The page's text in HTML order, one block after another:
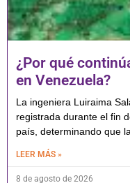
¿Por qué
en Venezuela?
La ingeniera Luiraima
registrada durante el fin
país, determinando que
LEER MÁS »
8 de agosto de 2026